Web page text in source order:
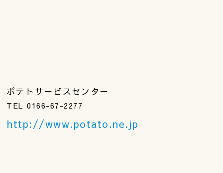
ポテトサービスセンター
TEL 0166-67-2277
http://www.potato.ne.jp